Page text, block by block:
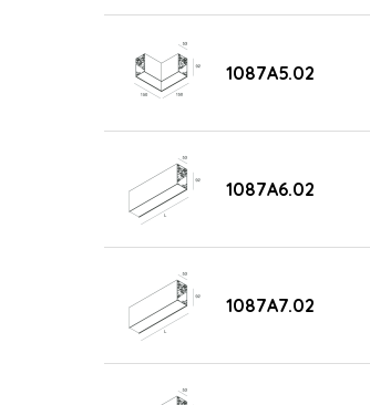
1087A5.02
1087A6.02
1087A7.02